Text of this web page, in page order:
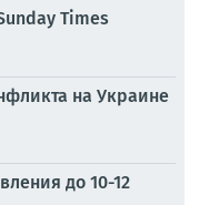
Times
на Украине
до 10-12